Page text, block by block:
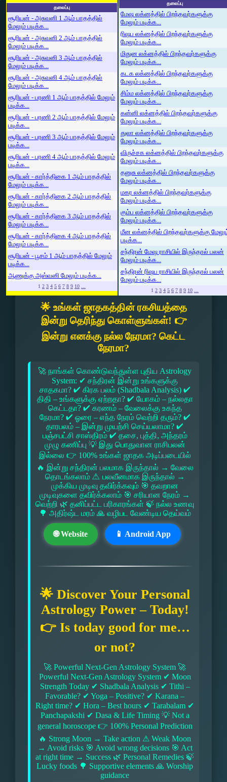
தலைப்பு
சூரியன் - அசுவனி 1 ஆம் பாதத்தில்
மேலும் படிக்க...
சூரியன் - அசுவனி 2 ஆம் பாதத்தில்
மேலும் படிக்க...
சூரியன் - அசுவனி 3 ஆம் பாதத்தில்
மேலும் படிக்க...
சூரியன் - அசுவனி 4 ஆம் பாதத்தில்
மேலும் படிக்க...
சூரியன் - பரணி 1 ஆம் பாதத்தில் மேலும்
படிக்க...
சூரியன் - பரணி 2 ஆம் பாதத்தில் மேலும்
படிக்க...
சூரியன் - பரணி 3 ஆம் பாதத்தில் மேலும்
படிக்க...
சூரியன் - பரணி 4 ஆம் பாதத்தில் மேலும்
படிக்க...
சூரியன் - கார்த்திகை 1 ஆம் பாதத்தில்
மேலும் படிக்க...
சூரியன் - கார்த்திகை 2 ஆம் பாதத்தில்
மேலும் படிக்க...
சூரியன் - கார்த்திகை 3 ஆம் பாதத்தில்
மேலும் படிக்க...
சூரியன் - கார்த்திகை 4 ஆம் பாதத்தில்
மேலும் படிக்க...
சூரியன் - பூசம் 1 ஆம் பாதத்தில் மேலும்
படிக்க...
ஆணுக்கு அஸ்வனி மேலும் படிக்க...
1 2 3 4 5 6 7 8 9 10 ...
தலைப்பு
மேஷ லக்னத்தில் பிறந்தவர்களுக்கு
மேலும் படிக்க...
ரிஷப லக்னத்தில் பிறந்தவர்களுக்கு
மேலும் படிக்க...
மிதுன லக்னத்தில் பிறந்தவர்களுக்கு
மேலும் படிக்க...
கடக லக்னத்தில் பிறந்தவர்களுக்கு
மேலும் படிக்க...
சிம்ம லக்னத்தில் பிறந்தவர்களுக்கு
மேலும் படிக்க...
கன்னி லக்னத்தில் பிறந்தவர்களுக்கு
மேலும் படிக்க...
துலா லக்னத்தில் பிறந்தவர்களுக்கு
மேலும் படிக்க...
விருச்சக லக்னத்தில் பிறந்தவர்களுக்கு
மேலும் படிக்க...
தனுசு லக்னத்தில் பிறந்தவர்களுக்கு
மேலும் படிக்க...
மகர லக்னத்தில் பிறந்தவர்களுக்கு
மேலும் படிக்க...
கும்ப லக்னத்தில் பிறந்தவர்களுக்கு
மேலும் படிக்க...
மீன லக்னத்தில் பிறந்தவர்களுக்கு
படிக்க...
சந்திரன் மேஷ ராசியில் இருந்தால் பலன்
மேலும் படிக்க...
சந்திரன் ரிஷப ராசியில் இருந்தால் பலன்
மேலும் படிக்க...
1 2 3 4 5 6 7 8 9 10 ...
🌟 உங்கள் ஜாதகத்தின் ரகசியத்தை
இன்று தெரிந்து கொள்ளுங்கள்! 👉
இன்று எனக்கு நல்ல நேரமா? கெட்ட
நேரமா?
🚀 நாங்கள் கொண்டுவந்துள்ள புதிய Astrology
System: ✔ சந்திரன் இன்று உங்களுக்கு
சாதகமா? ✔ கிரக பலம் (Shadbala Analysis) ✔
திதி – உங்களுக்கு ஏற்றதா? ✔ யோகம் – நல்லதா
கெட்டதா? ✔ கரணம் – வேலைக்கு உகந்த
நேரமா? ✔ ஓரை – எந்த நேரம் வெற்றி தரும்? ✔
தாரபலம் – இன்று முயற்சி செய்யலாமா? ✔
பஞ்சபட்சி சாஸ்திரம் ✔ தசை, புத்தி, அந்தரம்
முழு கணிப்பு 💡 இது பொதுவான ராசிபலன்
இல்லை 👉 100% உங்கள் ஜாதக அடிப்படையில்
🔥 இன்று சந்திரன் பலமாக இருந்தால் → வேலை
தொடங்கலாம் ⚠ பலவீனமாக இருந்தால் →
முக்கிய முடிவு தவிர்க்கவும் 🎯 தவறான
முடிவுகளை தவிர்க்கலாம் 🎯 சரியான நேரம் →
வெற்றி 🌿 தனிப்பட்ட பரிகாரங்கள் 🍃 நல்ல உணவு
🌳 அதிர்ஷ்ட மரம் 🙏 வழிபட வேண்டிய தெய்வம்
🌐 Website 📱 Android App
🌟 Discover Your Personal
Astrology Power – Today!
👉 Is today good for me…
or not?
🚀 Powerful Next-Gen Astrology System 🚀
Powerful Next-Gen Astrology System ✔ Moon
Strength Today ✔ Shadbala Analysis ✔ Tithi –
Favorable? ✔ Yoga – Positive? ✔ Karana –
Right time? ✔ Hora – Best hours ✔ Tarabalam ✔
Panchapakshi ✔ Dasa & Life Timing 💡 Not a
general horoscope 👉 100% Personal Prediction
🔥 Strong Moon → Take action ⚠ Weak Moon
→ Avoid risks 🎯 Avoid wrong decisions 🎯 Act
at right time → Success 🌿 Personal Remedies 🍃
Lucky foods 🌳 Supportive elements 🙏 Worship
guidance